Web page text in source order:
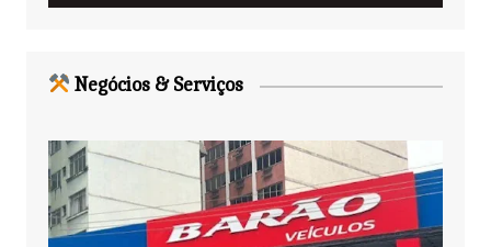
Negócios & Serviços